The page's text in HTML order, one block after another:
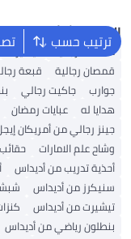
ترتيب حسب
البحث الشائع
محفظة رجالية تيشيرت
قمصان رجالية
قبعة
جوارب
جاكيت رجالي
هدايا له
عبايات رمضان
جينز رجالي من أمريكان
وشاح علم الامارات
أحذية تدريب من أديداس
سنيكرز من أديداس
تيشيرت من أديداس
بنطلون رياضي من أديداس